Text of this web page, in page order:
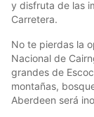
y disfruta de las
Carretera.
No te pierdas la
Nacional de
grandes de
montañas,
Aberdeen será